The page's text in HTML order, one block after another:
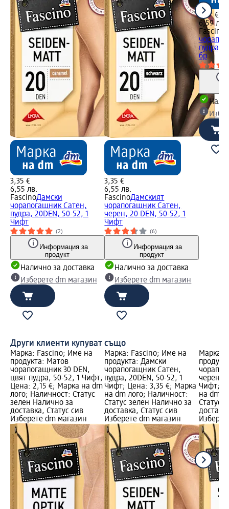
3,35 €
6,55 лв.
FascinoДамски
чорапогащник Сатен,
пудра, 20DEN, 50-52, 1
Чифт
(2)
Информация за
продукт
Налично за доставка
Изберете dm магазин
3,35 €
6,55 лв.
FascinoДамският
чорапогащник Сатен,
черен, 20 DEN, 50-52, 1
Чифт
(6)
Информация за
продукт
Налично за доставка
Изберете dm магазин
3,37 €
6,59 лв.
Fascino
пудра,
бр
Други клиенти купуват също
Марка: Fascino; Име на
продукта: Матов
чорапогащник 30 DEN,
цвят пудра, 50-52, 1 Чифт;
Цена: 2,15 €; Марка на dm
лого; Наличност: Статус
зелен Налично за
доставка, Статус сив
Изберете dm магазин
Марка: Fascino; Име на
продукта: Дамски
чорапогащник Сатен,
пудра, 20DEN, 50-52, 1
Чифт; Цена: 3,35 €; Марка
на dm лого; Наличност:
Статус зелен Налично за
доставка, Статус сив
Изберете dm магазин
Марка:
черен,
Чифт;
на dm
Статус